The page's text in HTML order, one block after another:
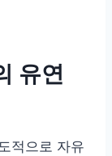
유연
적으로 자유